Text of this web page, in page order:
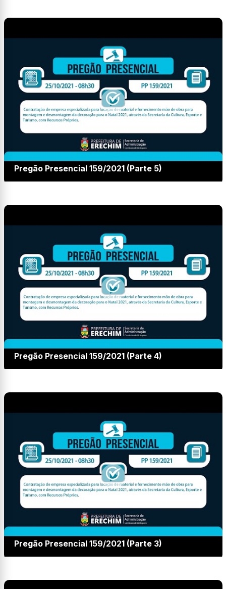
Pregão Presencial 159/2021 (Parte 5)
Pregão Presencial 159/2021 (Parte 4)
Pregão Presencial 159/2021 (Parte 3)